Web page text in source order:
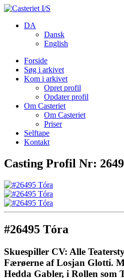
DA
Dansk
English
Forside
Søg i arkivet
Kom i arkivet
Opret profil
Opdater profil
Om Casteriet
Om Casteriet
Priser
Selftape
Kontakt
Casting Profil Nr:
#26495 Tóra
Skuespiller CV: Alle
Færøerne af Losjan Glotti.
Hedda Gabler, i Rollen som